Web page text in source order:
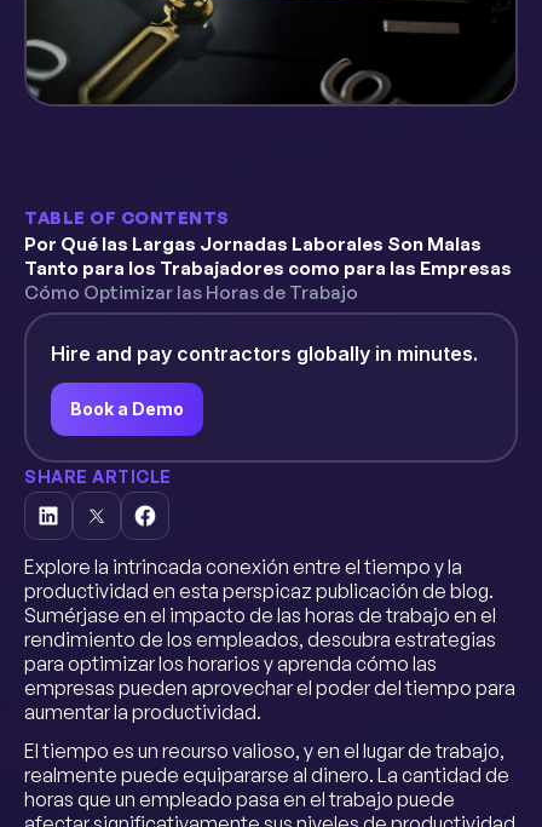
TABLE OF CONTENTS
Por Qué las Largas Jornadas Laborales Son Malas
Tanto para los Trabajadores como para las Empresas
Cómo Optimizar las Horas de Trabajo
Hire and pay contractors globally in minutes.
Book a Demo
SHARE ARTICLE
Explore la intrincada conexión entre el tiempo y la
productividad en esta perspicaz publicación de blog.
Sumérjase en el impacto de las horas de trabajo en el
rendimiento de los empleados, descubra estrategias
para optimizar los horarios y aprenda cómo las
empresas pueden aprovechar el poder del tiempo para
aumentar la productividad.
El tiempo es un recurso valioso, y en el lugar de trabajo,
realmente puede equipararse al dinero. La cantidad de
horas que un empleado pasa en el trabajo puede